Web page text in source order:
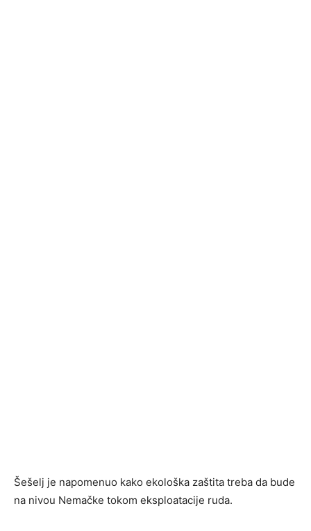
Šešelj je napomenuo kako ekološka zaštita treba da bude
na nivou Nemačke tokom eksploatacije ruda.